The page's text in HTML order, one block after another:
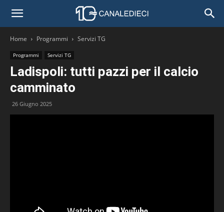
Home Programmi Servizi TG
Programmi Servizi TG
Ladispoli: tutti pazzi per il calcio
camminato
26 Giugno 2025